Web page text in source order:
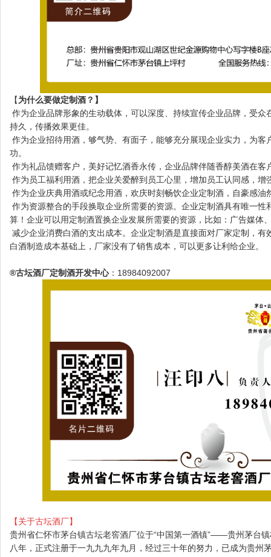
【为什么要做定制酒？】
作为企业品牌形象的生动载体，可以深度、持续宣传企业品牌，受
持久，传播效果更佳。
作为企业招待用酒，够气势、有面子，能够充分展现企业实力，为
功。
作为礼品馈赠客户，美好记忆酒香永传，企业品牌伴随香醇美酒在客
作为员工福利用酒，把企业关爱醉到员工心里，增加员工认同感，增
作为企业庆典用酒或纪念用酒，欢庆时刻畅饮企业定制酒，自豪感油
作为资源整合的手段换取企业所需要的资源。企业定制酒具有唯一
算！企业可以用定制酒置换企业发展所需要的资源，比如：广告媒体
减少企业消费白酒的支出成本。企业定制酒是直接面对厂家定制，
白酒制造成本基础上，厂家没有了销售成本，可以更多让利给企业。
®古坛酒厂定制酒开发中心：18984092007
【关于古坛酒厂】
贵州省仁怀市茅台镇古坛老窖酒厂位于“中国第一酒镇”——贵州茅台
八年，正式注册于一九九九年九月，经过三十年的努力，已成为贵州